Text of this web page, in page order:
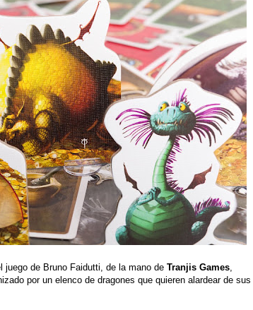
juego de Bruno Faidutti, de la mano de Tranjis Games,
por un elenco de dragones que quieren alardear de sus